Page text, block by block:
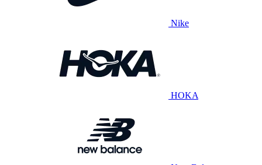
Nike
HOKA